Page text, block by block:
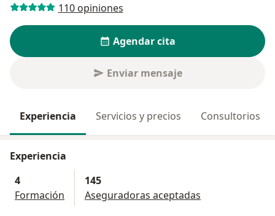
110 opiniones
Agendar cita
Enviar mensaje
Experiencia Servicios y precios Consultorios
Experiencia
4
Formación
145
Aseguradoras aceptadas